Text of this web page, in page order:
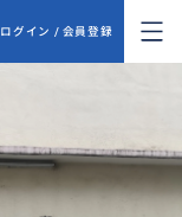
ログイン / 会員登録